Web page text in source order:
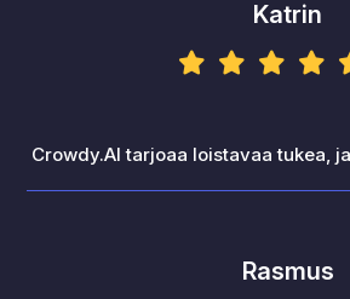
Katrin
Crowdy.AI tarjoaa loistavaa tukea,
Rasmus